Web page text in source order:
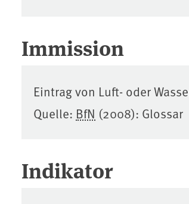
Immission
Eintrag von Luft- oder
Quelle: BfN (2008): Glossar
Indikator